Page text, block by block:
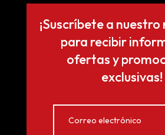
¡Suscríbete a
para recibir
ofertas y
exclusivas!